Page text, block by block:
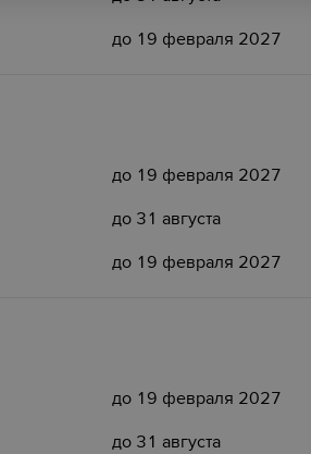
до 19 февраля 2027
до 19 февраля 2027
до 31 августа
до 19 февраля 2027
до 19 февраля 2027
до 31 августа